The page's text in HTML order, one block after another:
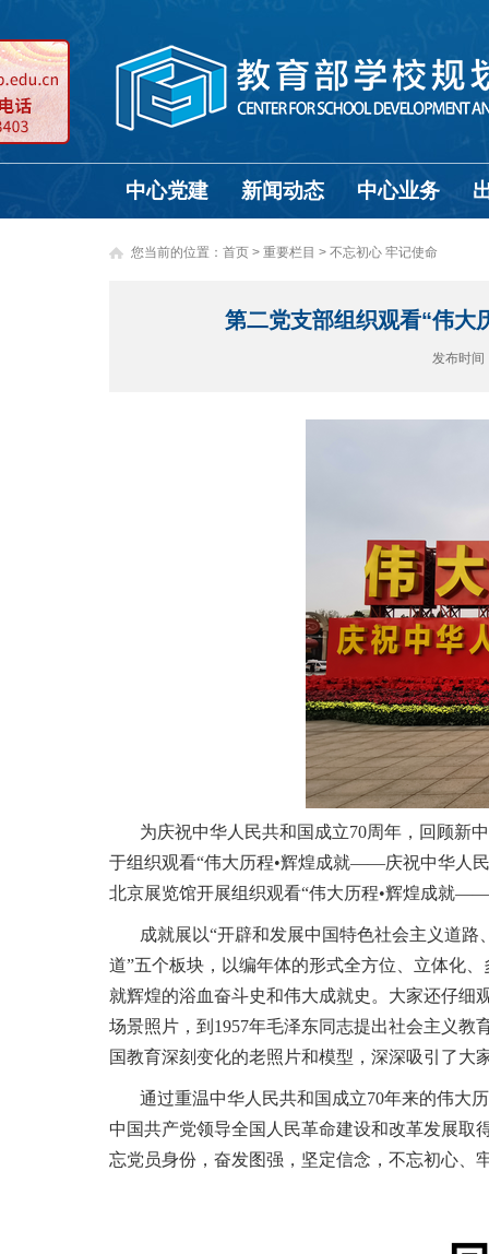
中心党建 新闻动态 中心业务
您当前的位置： 首页 > 重要栏目 > 不忘初心 牢记使命
第二党支部组织观看“伟
发布时
为庆祝中华人民共和国成立70周年，回顾新
于组织观看“伟大历程•辉煌成就——庆祝中华人民
北京展览馆开展组织观看“伟大历程•辉煌成就
成就展以“开辟和发展中国特色社会主义道路
道”五个板块，以编年体的形式全方位、立体化
就辉煌的浴血奋斗史和伟大成就史。大家还仔细
场景照片，到1957年毛泽东同志提出社会主义教
国教育深刻变化的老照片和模型，深深吸引了
通过重温中华人民共和国成立70年来的伟大
中国共产党领导全国人民革命建设和改革发展取
忘党员身份，奋发图强，坚定信念，不忘初心、